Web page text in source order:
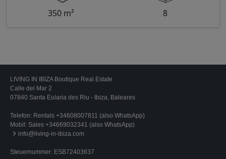
350 m² 8
LIVING IN IBIZA Boutique Real Estate
Calle del Mar 2
07840 Santa Eularia des Riu - Ibiza, Baleares
Telefon: Rentals +34608007811 (also WhatsApp)
Mobil: Sales +34669032341 (also WhatsApp)
info@living-in-ibiza.com
Steuernummer: ESB72403637